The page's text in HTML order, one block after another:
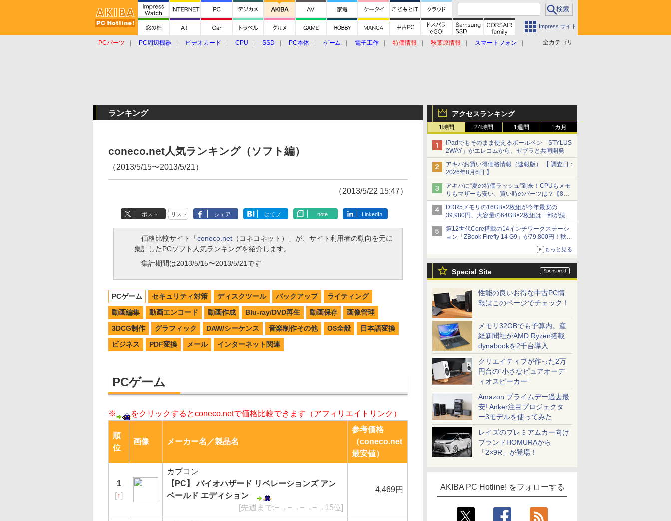
Impress サイト
全カテゴリ
PCパーツ PC周辺機器 ビデオカード CPU SSD PC本体 ゲーム 電子工作 特価情報 秋葉原情報
スマートフォン
アクセスランキング
1時間 24時間 1週間 1カ月
iPadでもそのまま使えるボールペン「STYLUS
2WAY」がエレコムから、ゼブラと共同開発
アキバお買い得価格情報（速報版） 【 調査日：
2026年8月6日 】
アキバに“夏の特価ラッシュ”到来！CPUもメモ
リもマザーも安い、買い時のパーツは？【8月7
日(金)22時配信】
DDR5メモリの16GB×2枚組が今年最安の
39,980円、大容量の64GB×2枚組は一部が続騰
[8月前半のメモリ価格]
第12世代Core搭載の14インチワークステーシ
ョン「ZBook Firefly 14 G9」が79,800円！秋葉
もっと見る
Special Site
性能の良いお得な中古PC情
報はこのページでチェック！
メモリ32GBでも予算内。産
経新聞社がAMD Ryzen搭載
dynabookを2千台導入
クリエイティブが作った2万
円台の“小さなピュアオーデ
ィオスピーカー”
Amazon プライムデー過去最
安! Anker注目プロジェクタ
ー3モデルを使ってみた
レイズのプレミアムカー向け
ブランドHOMURAから
「2×9R」が登場！
AKIBA PC Hotline! をフォローする
ランキング
coneco.net人気ランキング（ソフト編）
（2013/5/15〜2013/5/21）
（2013/5/22 15:47）
ポスト リスト シェア はてブ note LinkedIn
価格比較サイト「coneco.net（コネコネット）」が、サイト利用者の動向を元に
集計したPCソフト人気ランキングを紹介します。
集計期間は2013/5/15〜2013/5/21です
PCゲーム セキュリティ対策 ディスクツール バックアップ
ライティング
動画編集
動画エンコード 動画作成 Blu-ray/DVD再生 動画保存
画像管理
3DCG制作
グラフィック DAW/シーケンス 音楽制作その他 OS全般
日本語変換
ビジネス
PDF変換 メール インターネット関連
PCゲーム
※ をクリックするとconeco.netで価格比較できます（アフィリエイトリンク）
順
位
画像 メーカー名／製品名
参考価格
（coneco.net
最安値）
1
[↑]
カプコン
【PC】 バイオハザード リベレーションズ アン
ベールド エディション
[先週まで:−→−→−→−→15位]
4,469円